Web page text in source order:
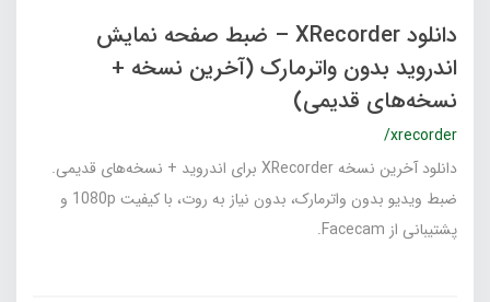
دانلود XRecorder – ضبط صفحه نمایش
اندروید بدون واترمارک (آخرین نسخه +
نسخه‌های قدیمی)
/xrecorder
دانلود آخرین نسخه XRecorder برای اندروید + نسخه‌های قدیمی.
ضبط ویدیو بدون واترمارک، بدون نیاز به روت، با کیفیت 1080p و
پشتیبانی از Facecam.